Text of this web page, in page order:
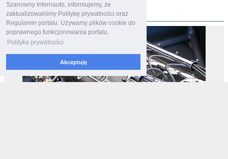
Szanowny Internauto, informujemy, że
zaktualizowaliśmy Politykę prywatności oraz
Regulamin portalu. Używamy plików cookie do
poprawnego funkcjonowania portalu.
Polityka prywatności
Akceptuję
motoryzacja